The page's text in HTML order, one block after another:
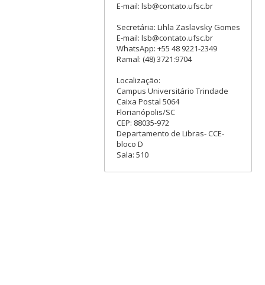
E-mail: lsb@contato.ufsc.br
Secretária: Lihla Zaslavsky Gomes
E-mail: lsb@contato.ufsc.br
WhatsApp: +55 48 9221-2349
Ramal: (48) 3721:9704
Localização:
Campus Universitário Trindade
Caixa Postal 5064
Florianópolis/SC
CEP: 88035-972
Departamento de Libras- CCE-
bloco D
Sala: 510